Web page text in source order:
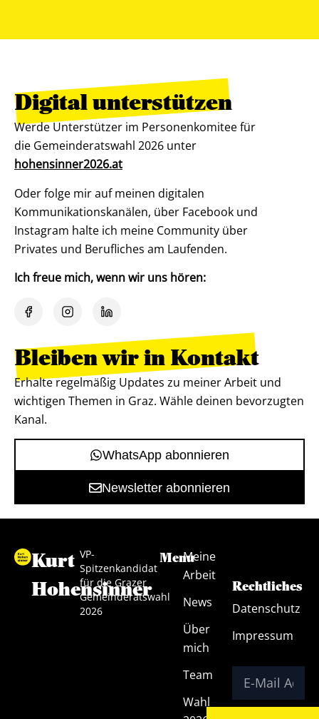
Digital unterstützen
Werde Unterstützer im Personenkomitee für
die Gemeinderatswahl 2026 unter
hohensinner2026.at
Oder folge mir auf meinen digitalen
Kommunikationskanälen, über Facebook und
Instagram halte ich meine Community über
Privates und Berufliches am Laufenden.
Ich freue mich, wenn wir uns hören:
Bleiben wir in Kontakt
Erhalte regelmäßig Updates zu meiner Arbeit und
wichtigen Themen in Graz. Wähle deinen bevorzugten
Kanal.
WhatsApp abonnieren
Newsletter abonnieren
Kurt
Hohensinner
VP-
Spitzenkandidat
für die Grazer
Gemeinderatswahl
2026
MenuMeine
Arbeit
News
Über
mich
Team
Wahl
Rechtliches
Datenschutz
Impressum